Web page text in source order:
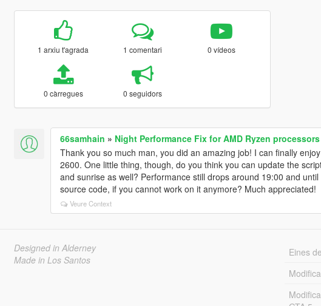
1 arxiu t'agrada 1 comentari 0 vídeos
0 càrregues 0 seguidors
66samhain » Night Performance Fix for AMD Ryzen processors
Thank you so much man, you did an amazing job! I can finally
2600. One little thing, though, do you think you can update the
and sunrise as well? Performance still drops around 19:00 and
source code, if you cannot work on it anymore? Much appreciated!
Veure Context
Designed in Alderney
Made in Los Santos
Eines